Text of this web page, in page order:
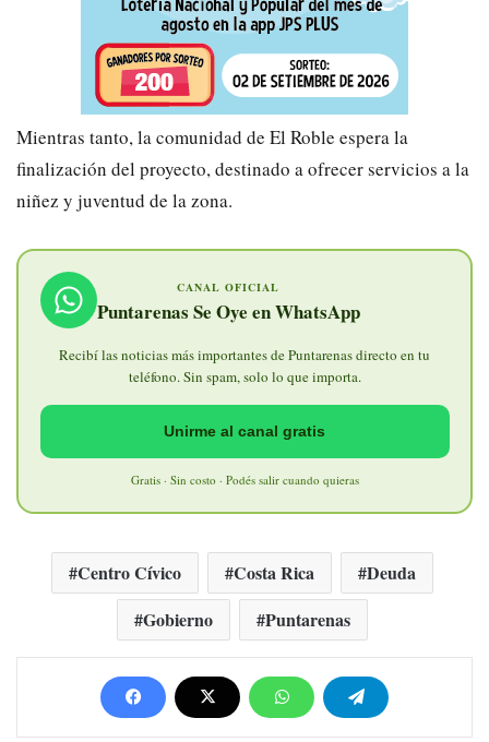
Mientras tanto, la comunidad de El Roble espera la
finalización del proyecto, destinado a ofrecer servicios a la
niñez y juventud de la zona.
CANAL OFICIAL
Puntarenas Se Oye en WhatsApp
Recibí las noticias más importantes de Puntarenas directo en tu
teléfono. Sin spam, solo lo que importa.
Unirme al canal gratis
Gratis · Sin costo · Podés salir cuando quieras
Centro Cívico Costa Rica
Deuda
Gobierno
Puntarenas